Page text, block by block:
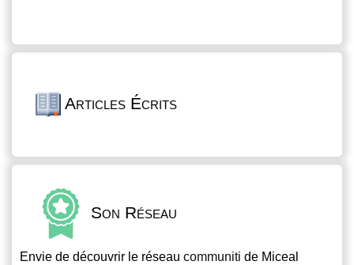
Articles Écrits
Son Réseau
Envie de découvrir le réseau communiti de Miceal